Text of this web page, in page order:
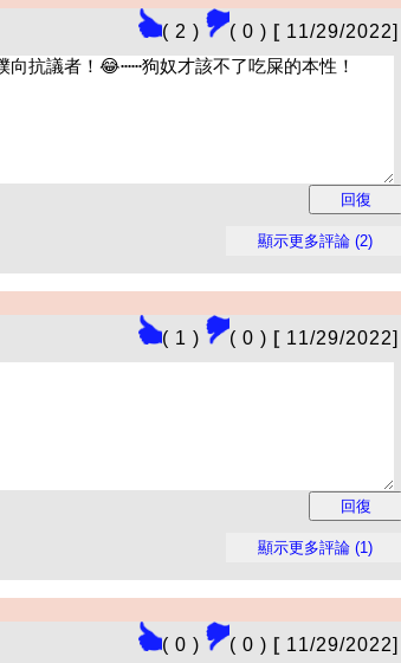
( 2 ) ( 0 ) [ 11/29/2022]
( 1 ) ( 0 ) [ 11/29/2022]
( 0 ) ( 0 ) [ 11/29/2022]